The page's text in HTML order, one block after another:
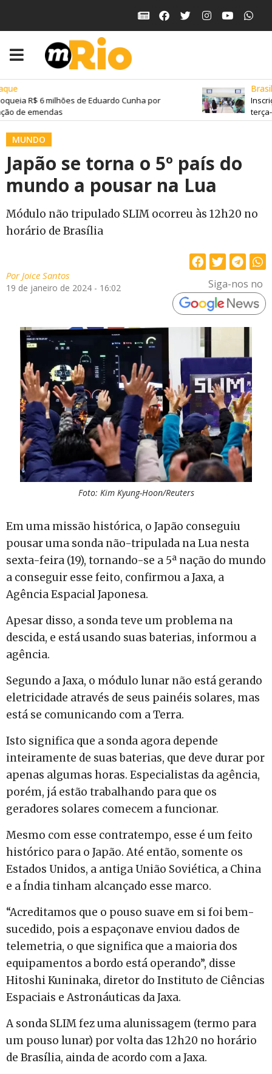
R$ 6 milhões de Eduardo Cunha por
de emendas
Brasil
MUNDO
Japão se torna o 5º país do
mundo a pousar na Lua
Módulo não tripulado SLIM ocorreu às 12h20 no
horário de Brasília
PorJoice Santos
19 de janeiro de 2024 - 16:02 Siga-nos no
Foto: Kim Kyung-Hoon/Reuters
Em uma missão histórica, o Japão conseguiu
pousar uma sonda não-tripulada na Lua nesta
sexta-feira (19), tornando-se a 5ª nação do mundo
a conseguir esse feito, confirmou a Jaxa, a
Agência Espacial Japonesa.
Apesar disso, a sonda teve um problema na
descida, e está usando suas baterias, informou a
agência.
Segundo a Jaxa, o módulo lunar não está gerando
eletricidade através de seus painéis solares, mas
está se comunicando com a Terra.
Isto significa que a sonda agora depende
inteiramente de suas baterias, que deve durar por
apenas algumas horas. Especialistas da agência,
porém, já estão trabalhando para que os
geradores solares comecem a funcionar.
Mesmo com esse contratempo, esse é um feito
histórico para o Japão. Até então, somente os
Estados Unidos, a antiga União Soviética, a China
e a Índia tinham alcançado esse marco.
“Acreditamos que o pouso suave em si foi bem-
sucedido, pois a espaçonave enviou dados de
telemetria, o que significa que a maioria dos
equipamentos a bordo está operando”, disse
Hitoshi Kuninaka, diretor do Instituto de Ciências
Espaciais e Astronáuticas da Jaxa.
A sonda SLIM fez uma alunissagem (termo para
um pouso lunar) por volta das 12h20 no horário
de Brasília, ainda de acordo com a Jaxa.